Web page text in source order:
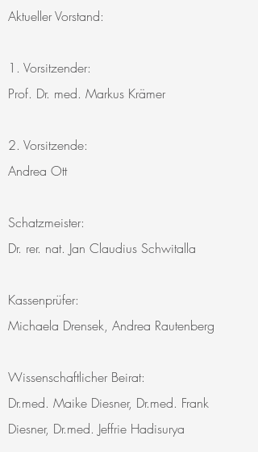
Aktueller Vorstand:
1. Vorsitzender:
Prof. Dr. med. Markus Krämer
2. Vorsitzende:
Andrea Ott
Schatzmeister:
Dr. rer. nat. Jan Claudius Schwitalla
Kassenprüfer:
Michaela Drensek, Andrea Rautenberg
Wissenschaftlicher Beirat:
Dr.med. Maike Diesner, Dr.med. Frank
Diesner, Dr.med. Jeffrie Hadisurya